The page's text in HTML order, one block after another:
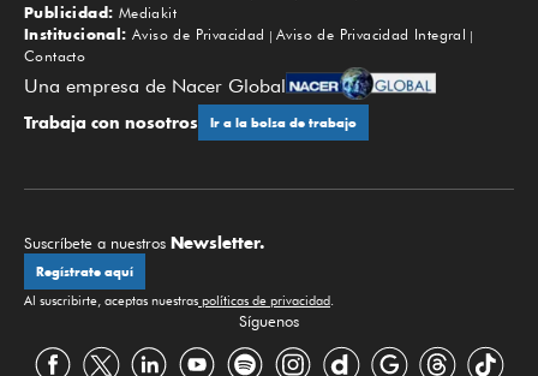
Publicidad: Mediakit
Institucional: Aviso de Privacidad
Aviso de Privacidad Integral
Contacto
Una empresa de Nacer Global
Trabaja con nosotros Ir a la bolsa de trabajo
Suscríbete a nuestros Newsletter.
Regístrate aquí
Al suscribirte, aceptas nuestras políticas de privacidad.
Síguenos